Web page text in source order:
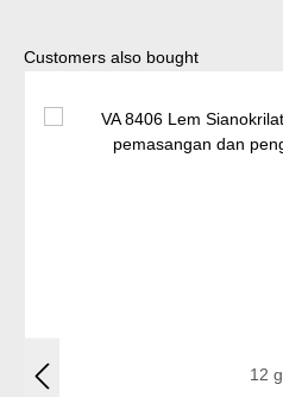
Lewati galeri produk
Customers also bought
12 g